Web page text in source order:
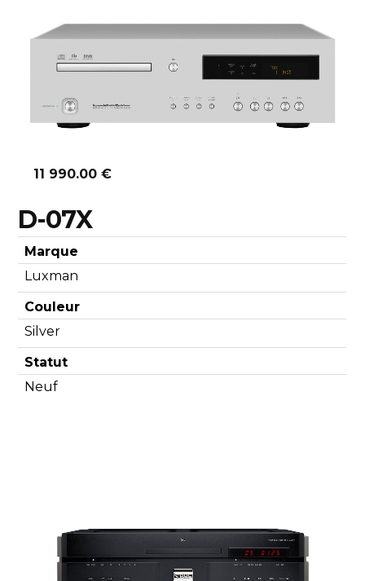
11 990.00 €
Découvrir
D-07X
Marque
Luxman
Couleur
Silver
Statut
Neuf
Découvrir